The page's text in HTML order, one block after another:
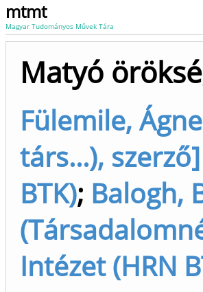
mtmt
Magyar Tudományos Művek Tára
Matyó
Fülemile,
társ...),
BTK); Balogh,
Intézet (HRN